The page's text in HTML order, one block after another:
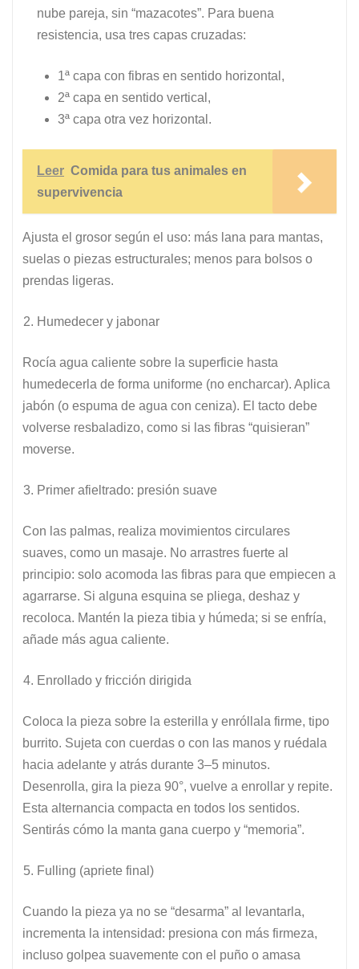
nube pareja, sin “mazacotes”. Para buena
resistencia, usa tres capas cruzadas:
1ª capa con fibras en sentido horizontal,
2ª capa en sentido vertical,
3ª capa otra vez horizontal.
Leer Comida para tus animales en
supervivencia
Ajusta el grosor según el uso: más lana para mantas,
suelas o piezas estructurales; menos para bolsos o
prendas ligeras.
Humedecer y jabonar
Rocía agua caliente sobre la superficie hasta
humedecerla de forma uniforme (no encharcar). Aplica
jabón (o espuma de agua con ceniza). El tacto debe
volverse resbaladizo, como si las fibras “quisieran”
moverse.
Primer afieltrado: presión suave
Con las palmas, realiza movimientos circulares
suaves, como un masaje. No arrastres fuerte al
principio: solo acomoda las fibras para que empiecen a
agarrarse. Si alguna esquina se pliega, deshaz y
recoloca. Mantén la pieza tibia y húmeda; si se enfría,
añade más agua caliente.
Enrollado y fricción dirigida
Coloca la pieza sobre la esterilla y enróllala firme, tipo
burrito. Sujeta con cuerdas o con las manos y ruédala
hacia adelante y atrás durante 3–5 minutos.
Desenrolla, gira la pieza 90°, vuelve a enrollar y repite.
Esta alternancia compacta en todos los sentidos.
Sentirás cómo la manta gana cuerpo y “memoria”.
Fulling (apriete final)
Cuando la pieza ya no se “desarma” al levantarla,
incrementa la intensidad: presiona con más firmeza,
incluso golpea suavemente con el puño o amasa